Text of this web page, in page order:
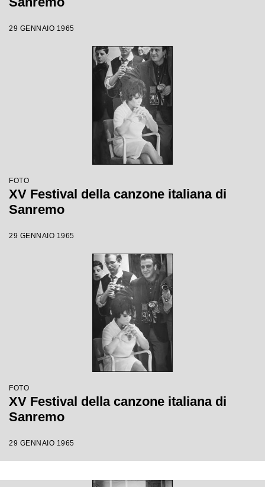
29 GENNAIO 1965
FOTO
XV Festival della canzone italiana di
Sanremo
29 GENNAIO 1965
FOTO
XV Festival della canzone italiana di
Sanremo
29 GENNAIO 1965